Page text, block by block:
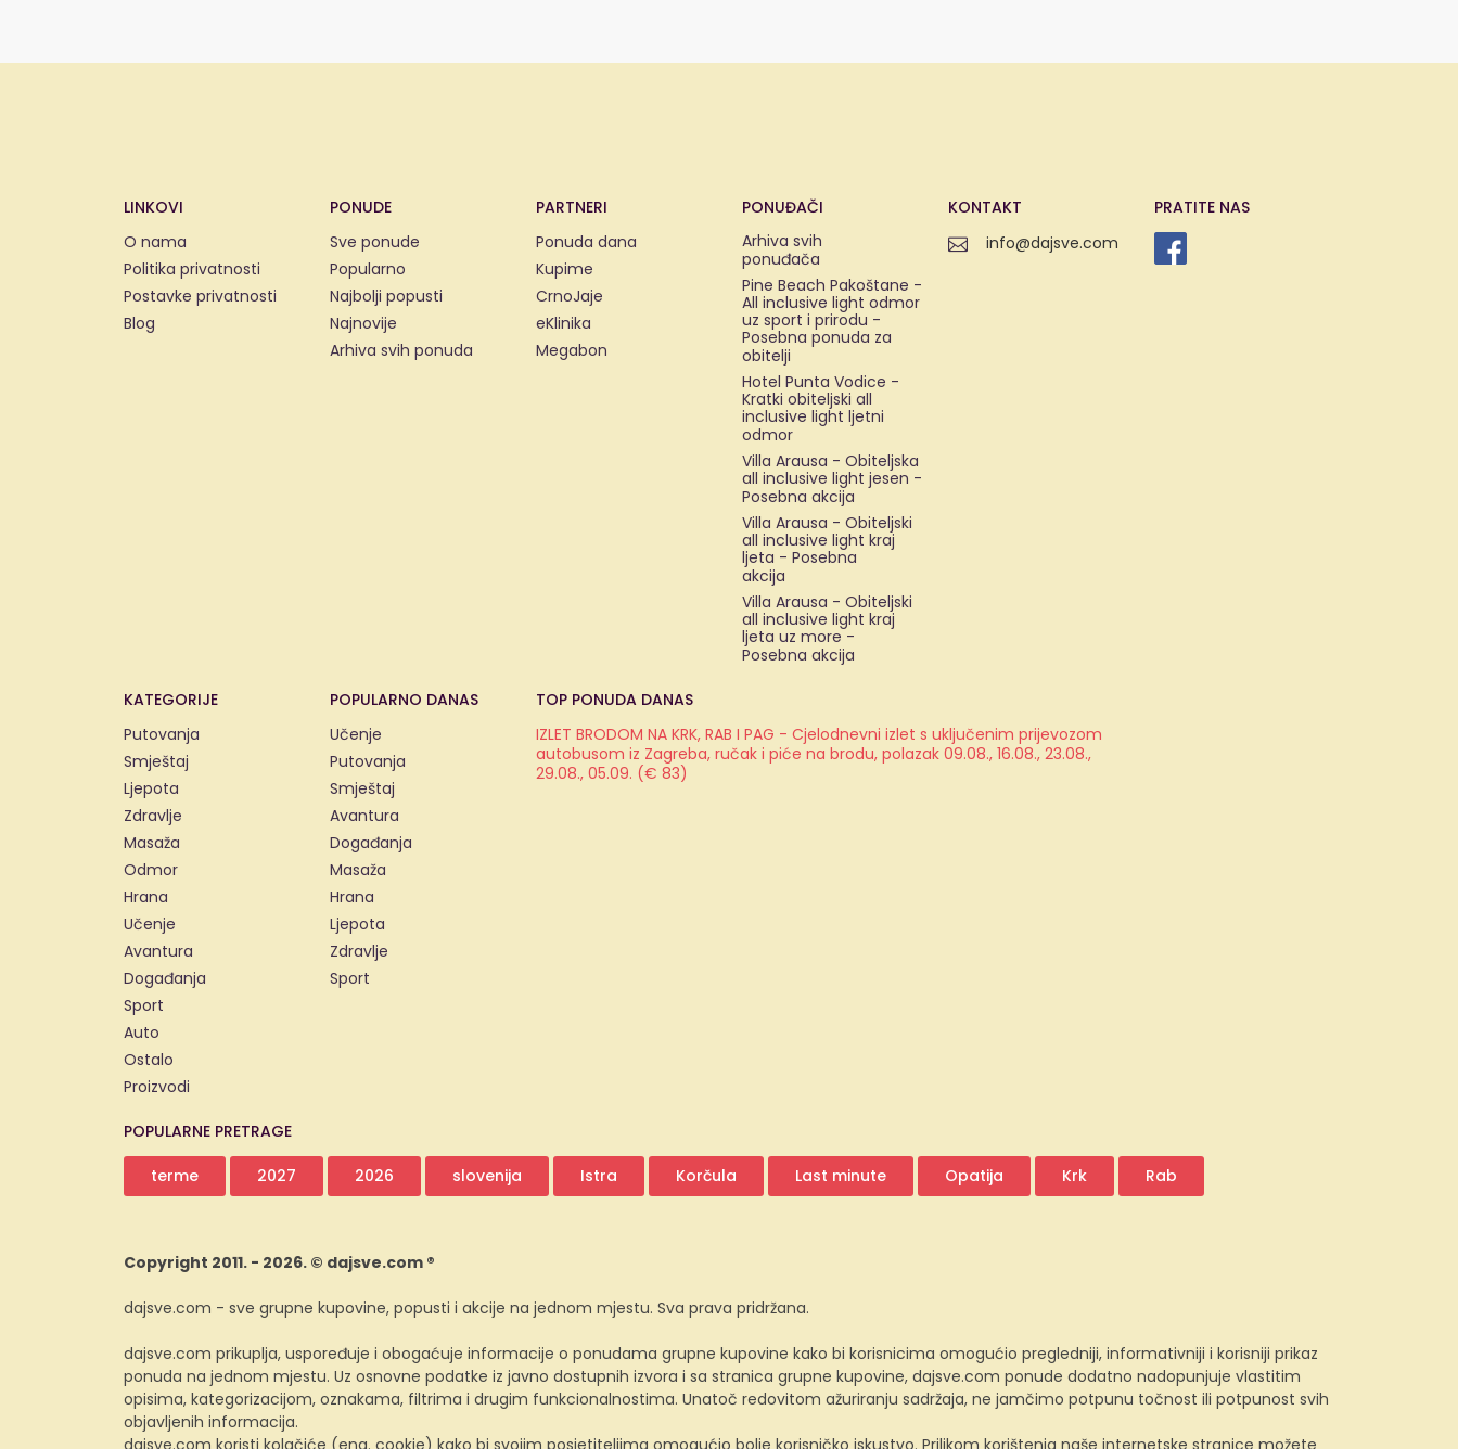
LINKOVI
O nama
Politika privatnosti
Postavke privatnosti
Blog
PONUDE
Sve ponude
Popularno
Najbolji popusti
Najnovije
Arhiva svih ponuda
PARTNERI
Ponuda dana
Kupime
CrnoJaje
eKlinika
Megabon
PONUĐAČI
Arhiva svih
ponuđača
Pine Beach Pakoštane -
All inclusive light odmor
uz sport i prirodu -
Posebna ponuda za
obitelji
Hotel Punta Vodice -
Kratki obiteljski all
inclusive light ljetni
odmor
Villa Arausa - Obiteljska
all inclusive light jesen -
Posebna akcija
Villa Arausa - Obiteljski
all inclusive light kraj
ljeta - Posebna
akcija
Villa Arausa - Obiteljski
all inclusive light kraj
ljeta uz more -
Posebna akcija
KONTAKT
info@dajsve.com
PRATITE NAS
KATEGORIJE
Putovanja
Smještaj
Ljepota
Zdravlje
Masaža
Odmor
Hrana
Učenje
Avantura
Događanja
Sport
Auto
Ostalo
Proizvodi
POPULARNO DANAS
Učenje
Putovanja
Smještaj
Avantura
Događanja
Masaža
Hrana
Ljepota
Zdravlje
Sport
TOP PONUDA DANAS
IZLET BRODOM NA KRK, RAB I PAG - Cjelodnevni izlet s uključenim prijevozom
autobusom iz Zagreba, ručak i piće na brodu, polazak 09.08., 16.08., 23.08.,
29.08., 05.09. (€ 83)
POPULARNE PRETRAGE
terme 2027 2026 slovenija Istra Korčula Last minute Opatija Krk Rab
Copyright 2011. - 2026. © dajsve.com ®
dajsve.com - sve grupne kupovine, popusti i akcije na jednom mjestu. Sva prava pridržana.
dajsve.com prikuplja, uspoređuje i obogaćuje informacije o ponudama grupne kupovine kako bi korisnicima omogućio pregledniji, informativniji i korisniji prikaz
ponuda na jednom mjestu. Uz osnovne podatke iz javno dostupnih izvora i sa stranica grupne kupovine, dajsve.com ponude dodatno nadopunjuje vlastitim
opisima, kategorizacijom, oznakama, filtrima i drugim funkcionalnostima. Unatoč redovitom ažuriranju sadržaja, ne jamčimo potpunu točnost ili potpunost svih
objavljenih informacija.
dajsve.com koristi kolačiće (eng. cookie) kako bi svojim posjetiteljima omogućio bolje korisničko iskustvo. Prilikom korištenja naše internetske stranice možete